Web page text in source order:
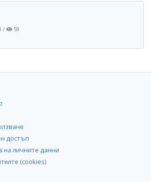
/ 59
достъп
на личните данни
(cookies)